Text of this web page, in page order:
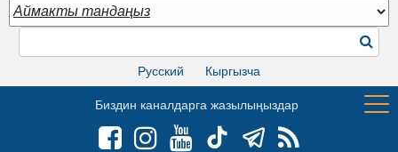
Русский Кыргызча
Биздин каналдарга жазылыңыздар